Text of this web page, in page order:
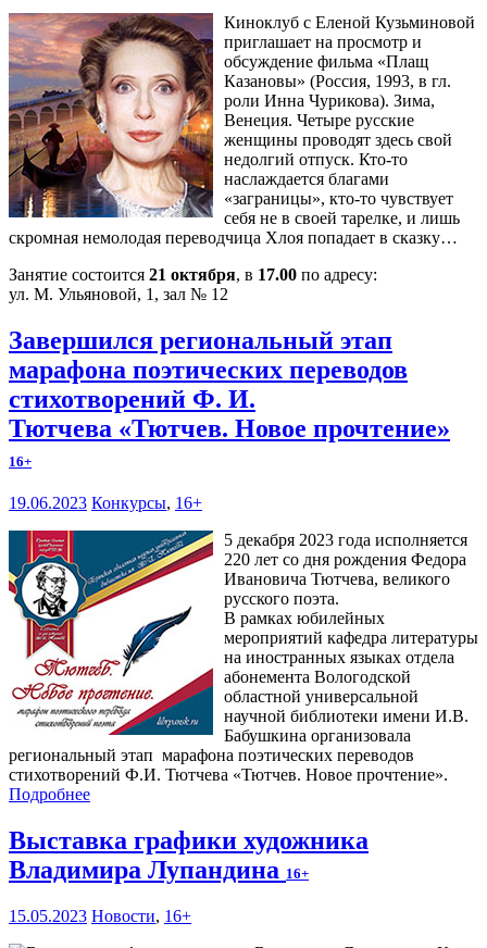
Киноклуб с Еленой Кузьминовой
приглашает на просмотр и
обсуждение фильма «Плащ
Казановы» (Россия, 1993, в гл.
роли Инна Чурикова). Зима,
Венеция. Четыре русские
женщины проводят здесь свой
недолгий отпуск. Кто-то
наслаждается благами
«заграницы», кто-то чувствует
себя не в своей тарелке, и лишь
скромная немолодая переводчица Хлоя попадает в сказку…
Занятие состоится 21 октября, в 17.00 по адресу:
ул. М. Ульяновой, 1, зал № 12
Завершился региональный этап
марафона поэтических переводов
стихотворений Ф. И.
Тютчева «Тютчев. Новое прочтение»
16+
19.06.2023 Конкурсы, 16+
5 декабря 2023 года исполняется
220 лет со дня рождения Федора
Ивановича Тютчева, великого
русского поэта.
В рамках юбилейных
мероприятий кафедра литературы
на иностранных языках отдела
абонемента Вологодской
областной универсальной
научной библиотеки имени И.В.
Бабушкина организовала
региональный этап марафона поэтических переводов
стихотворений Ф.И. Тютчева «Тютчев. Новое прочтение».
Подробнее
Выставка графики художника
Владимира Лупандина 16+
15.05.2023 Новости, 16+